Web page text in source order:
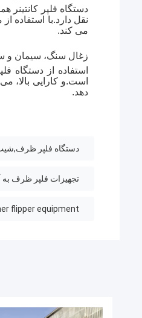
دستگاه فلپر
نقل دارد.با استفاده
می کند.
زغال سنگ، سیمان و
استفاده از دستگاه
است.و کارایی بالا،
دهد.
دستگاه فلپر
تجهیزات فلپر ظرف
flipper equipment